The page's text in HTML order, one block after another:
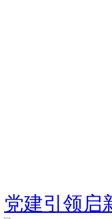
党建引领启